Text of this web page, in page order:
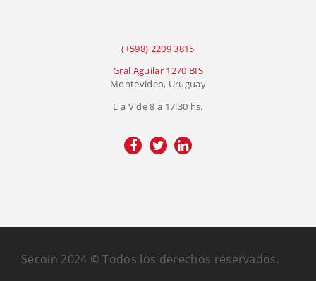
(+598) 2209 3815
Gral Aguilar 1270 BIS
Montevideo, Uruguay
L a V de 8 a 17:30 hs.
Secoin 2024 © Todos los derechos reservados.